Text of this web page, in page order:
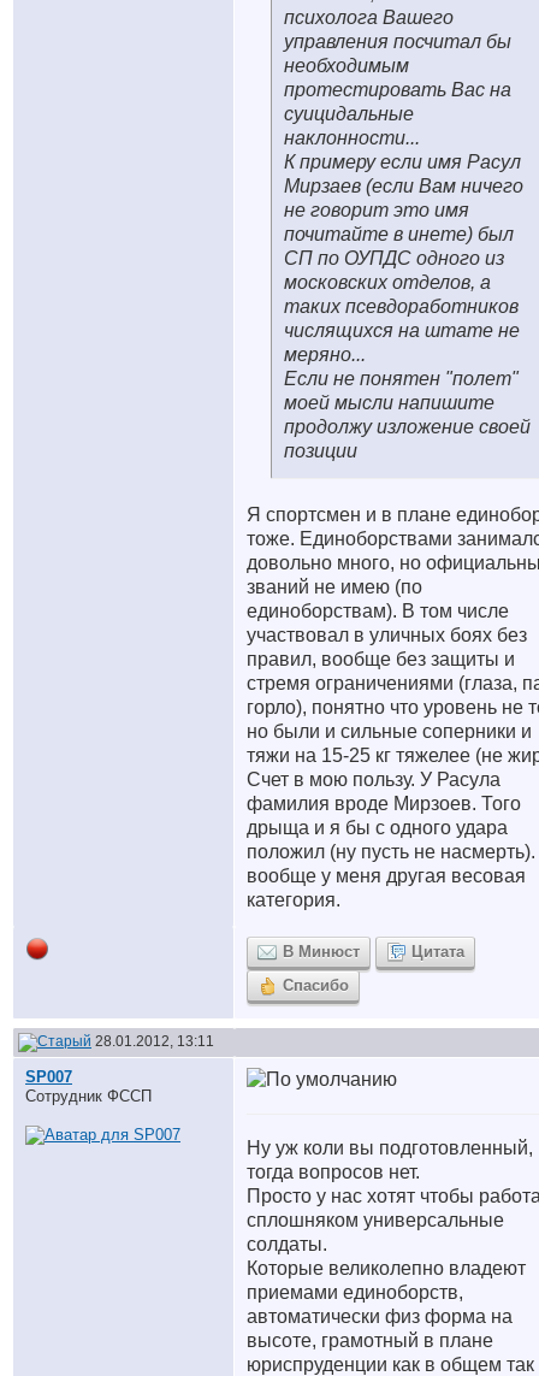
психолога Вашего
управления посчитал бы
необходимым
протестировать Вас на
суицидальные
наклонности...
К примеру если имя Расул
Мирзаев (если Вам ничего
не говорит это имя
почитайте в инете) был
СП по ОУПДС одного из
московских отделов, а
таких псевдоработников
числящихся на штате не
меряно...
Если не понятен "полет"
моей мысли напишите
продолжу изложение своей
позиции
Я спортсмен и в плане
тоже. Единоборствами
довольно много, но
званий не имею (по
единоборствам). В том числе
участвовал в уличных боях без
правил, вообще без защиты и
стремя ограничениями (глаза,
горло), понятно что уровень не
но были и сильные соперники и
тяжи на 15-25 кг тяжелее (не
Счет в мою пользу. У Расула
фамилия вроде Мирзоев. Того
дрыща и я бы с одного удара
положил (ну пусть не
вообще у меня другая весовая
категория.
В Минюст
Цитата
Спасибо
28.01.2012, 13:11
SP007
Сотрудник ФССП
Ну уж коли вы подготовленный,
тогда вопросов нет.
Просто у нас хотят чтобы
сплошняком универсальные
солдаты.
Которые великолепно владеют
приемами единоборств,
автоматически физ форма на
высоте, грамотный в плане
юриспруденции как в общем так